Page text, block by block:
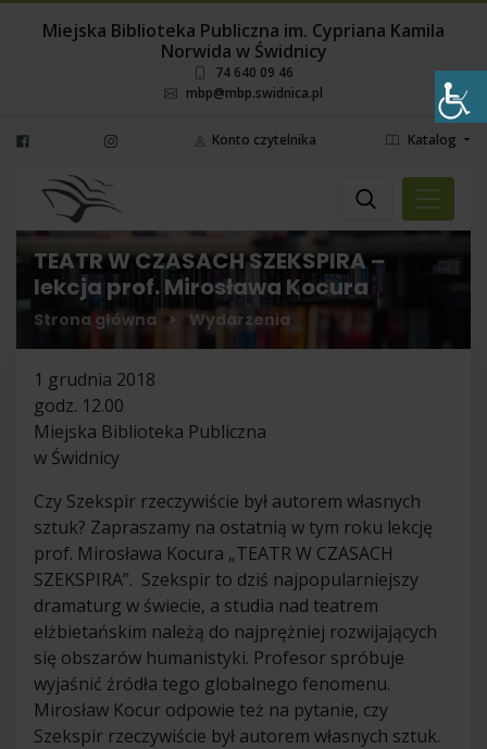
Miejska Biblioteka Publiczna im. Cypriana Kamila
Norwida w Świdnicy
74 640 09 46
mbp@mbp.swidnica.pl
Konto czytelnika Katalog
Wyszukaj
Wybierz miejsce
TEATR W CZASACH SZEKSPIRA –
lekcja prof. Mirosława Kocura
Strona główna > Wydarzenia
1 grudnia 2018
godz. 12.00
Miejska Biblioteka Publiczna
w Świdnicy
Czy Szekspir rzeczywiście był autorem własnych
sztuk? Zapraszamy na ostatnią w tym roku lekcję
prof. Mirosława Kocura „TEATR W CZASACH
SZEKSPIRA”. Szekspir to dziś najpopularniejszy
dramaturg w świecie, a studia nad teatrem
elżbietańskim należą do najprężniej rozwijających
się obszarów humanistyki. Profesor spróbuje
wyjaśnić źródła tego globalnego fenomenu.
Mirosław Kocur odpowie też na pytanie, czy
Szekspir rzeczywiście był autorem własnych sztuk.